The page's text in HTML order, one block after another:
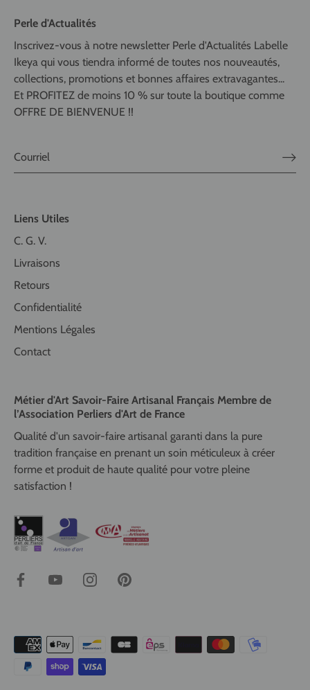
Perle d'Actualités
Inscrivez-vous à notre newsletter Perle d'Actualités Labelle
Ikeya qui vous tiendra informé de toutes nos nouveautés,
collections, promotions et bonnes affaires extravagantes...
Et PROFITEZ de moins 10 % sur toute la boutique comme
OFFRE DE BIENVENUE !!
Liens Utiles
C. G. V.
Livraisons
Retours
Confidentialité
Mentions Légales
Contact
Métier d'Art Savoir-Faire Artisanal Français Membre de
l’Association Perliers d'Art de France
Qualité d'un savoir-faire artisanal garanti dans la pure
tradition française en prenant un soin méticuleux à créer
forme et produit de haute qualité pour votre pleine
satisfaction !